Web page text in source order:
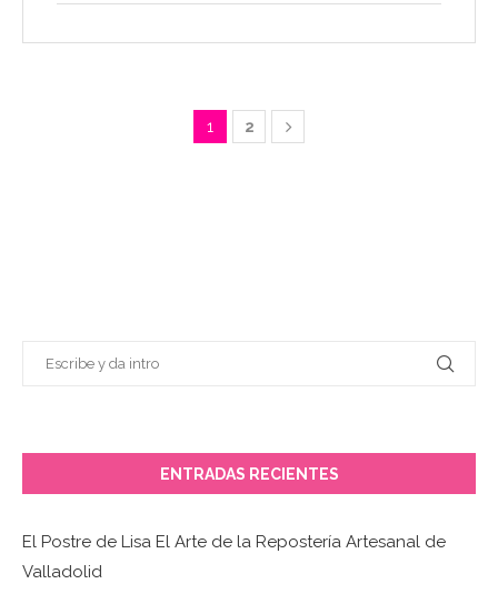
1 2
ENTRADAS RECIENTES
El Postre de Lisa El Arte de la Repostería Artesanal de
Valladolid